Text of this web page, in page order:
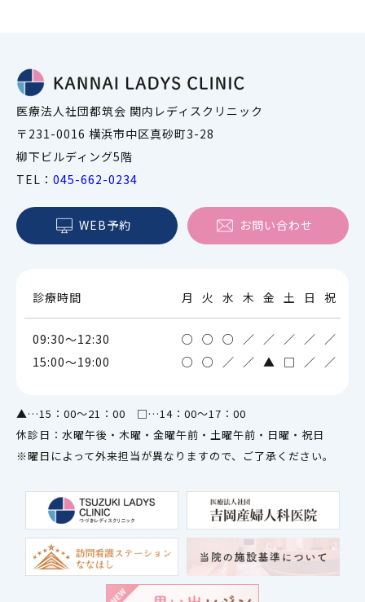
医療法人社団都筑会 関内レディスクリニック
〒231-0016 横浜市中区真砂町3-28
柳下ビルディング5階
TEL： 045-662-0234
WEB予約 お問い合わせ
診療時間 月 火 水 木 金 土 日 祝
09:30～12:30 ○ ○ ○ ／ ／ ／ ／ ／
15:00～19:00
○ ○ ／ ／ ▲ □ ／ ／
▲…15：00～21：00 □…14：00～17：00
休診日：水曜午後・木曜・金曜午前・土曜午前・日曜・祝日
※曜日によって外来担当が異なりますので、ご了承ください。